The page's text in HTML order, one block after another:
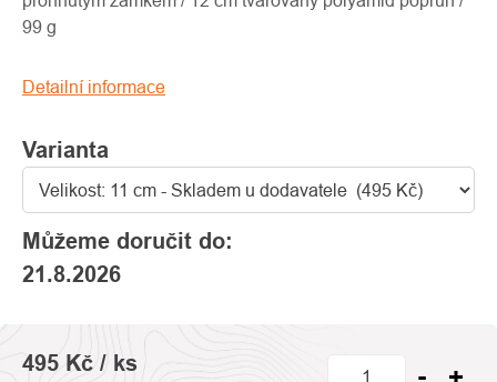
hvězdiček.
Varianta
Můžeme doručit do:
21.8.2026
99 g
Detailní informace
495 Kč / ks